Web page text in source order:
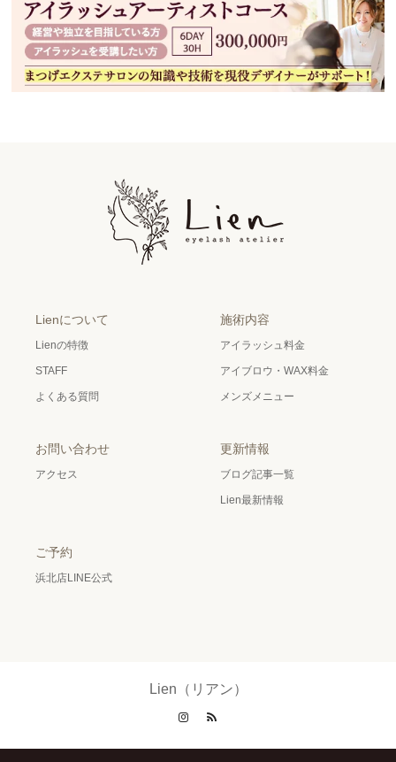
Lienについて
Lienの特徴
STAFF
よくある質問
施術内容
アイラッシュ料金
アイブロウ・WAX料金
メンズメニュー
お問い合わせ
アクセス
更新情報
ブログ記事一覧
Lien最新情報
ご予約
浜北店LINE公式
Lien（リアン）
Instagram